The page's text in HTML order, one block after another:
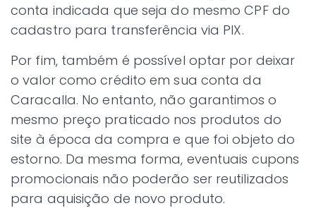
conta indicada que seja do mesmo CPF do
cadastro para transferência via PIX.
Por fim, também é possível optar por deixar
o valor como crédito em sua conta da
Caracalla. No entanto, não garantimos o
mesmo preço praticado nos produtos do
site à época da compra e que foi objeto do
estorno. Da mesma forma, eventuais cupons
promocionais não poderão ser reutilizados
para aquisição de novo produto.